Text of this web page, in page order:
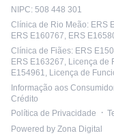
NIPC: 508 448 301
Clínica de Rio Meão: ERS
ERS E160767, ERS
Clínica de Fiães: ERS
ERS E163267, Licença de
E154961, Licença de
Informação aos
Crédito
Política de Privacidade
Powered by Zona Digital